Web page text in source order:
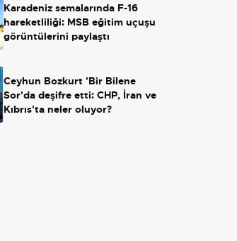
Karadeniz semalarında F-16
hareketliliği: MSB eğitim uçuşu
görüntülerini paylaştı
Ceyhun Bozkurt 'Bir Bilene
Sor'da deşifre etti: CHP, İran ve
Kıbrıs'ta neler oluyor?